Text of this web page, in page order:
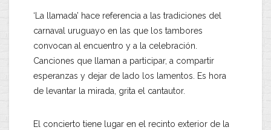
‘La llamada’ hace referencia a las tradiciones del
carnaval uruguayo en las que los tambores
convocan al encuentro y a la celebración.
Canciones que llaman a participar, a compartir
esperanzas y dejar de lado los lamentos. Es hora
de levantar la mirada, grita el cantautor.
El concierto tiene lugar en el recinto exterior de la